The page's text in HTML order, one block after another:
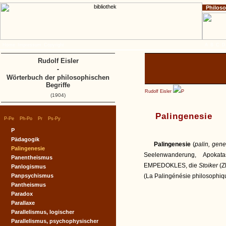
Rudolf Eisler P
Palingenesie
Palingenesie(palin,
Seelenwanderung,
EMPEDOKLES, dieStoiker
(La Palingénésie
P-Pe Ph-Po Pr Ps-Py
P
Pädagogik
Palingenesie
Panentheismus
Panlogismus
Panpsychismus
Pantheismus
Paradox
Parallaxe
Parallelismus, logischer
Parallelismus, psychophysischer
Rudolf Eisler
-
Wörterbuch der philosophischen
Begriffe
(1904)